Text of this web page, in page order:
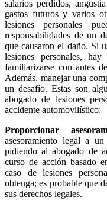
salarios perdidos,
gastos futuros y varios
lesiones personales
responsabilidades de un
que causaron el daño. Si
lesiones personales,
familiarizarse con antes
Además, manejar una
un desafío. Estas son
abogado de lesiones
accidente automovilístico:
Proporcionar
asesoramiento legal a
pidiendo al abogado de
curso de acción basado
caso de lesiones
obtenga; es probable que
sus derechos legales.